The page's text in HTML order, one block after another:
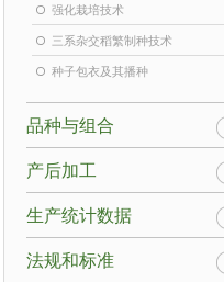
强化栽培技术
三系杂交稻繁制种技术
种子包衣及其播种
品种与组合
产后加工
生产统计数据
法规和标准